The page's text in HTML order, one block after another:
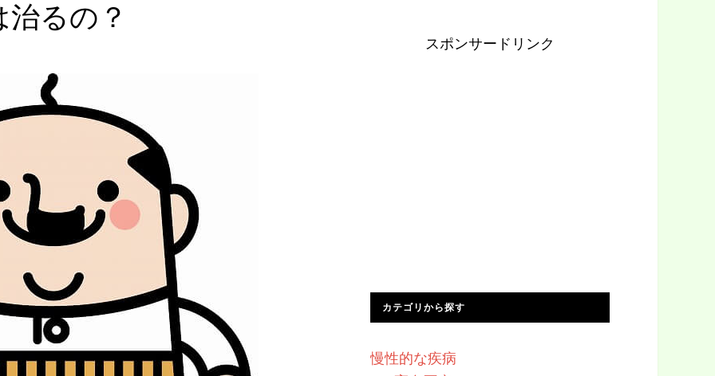
るの？
スポンサードリンク
カテゴリから探す
慢性的な疾病